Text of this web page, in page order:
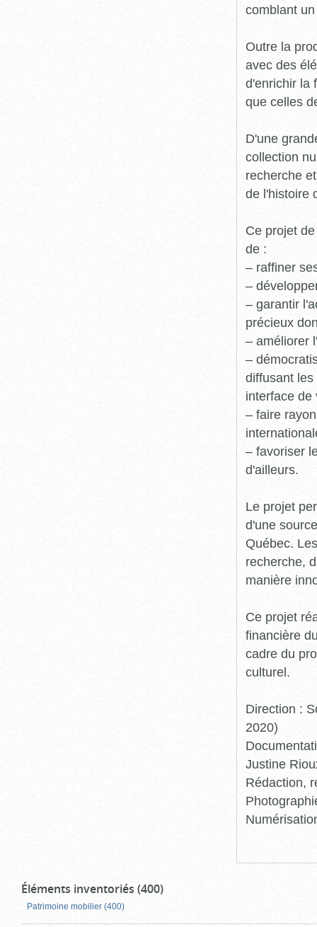
comblant
Outre la
avec des
d'enrichir la
que celles
D'une
collection
recherche
de l'histoire
Ce projet
de :
– raffiner
–
– garantir
précieux
– améliorer
–
diffusant
interface de
– faire
– favoriser
d'ailleurs.
Le projet
d'une
Québec.
recherche,
manière
Ce projet
financière
cadre du
culturel.
Direction :
2020)
Justine
Rédaction,
Éléments inventoriés (400)
Patrimoine mobilier (400)